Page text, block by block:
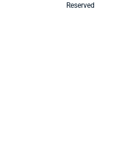
Reserved